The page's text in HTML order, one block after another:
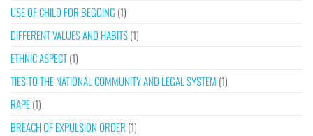
USE OF CHILD FOR BEGGING (1)
DIFFERENT VALUES AND HABITS(1)
ETHNIC ASPECT(1)
TIES TO THE NATIONAL COMMUNITY AND LEGAL SYSTEM (1)
RAPE(1)
BREACH OF EXPULSION ORDER (1)